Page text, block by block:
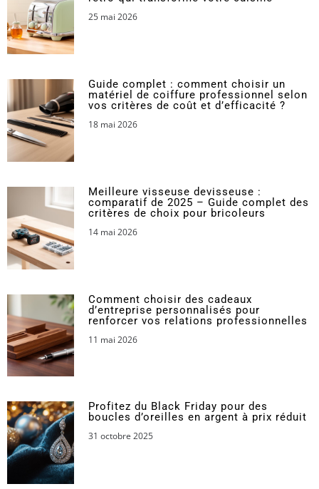
25 mai 2026
Guide complet : comment choisir un
matériel de coiffure professionnel selon
vos critères de coût et d’efficacité ?
18 mai 2026
Meilleure visseuse devisseuse :
comparatif de 2025 – Guide complet des
critères de choix pour bricoleurs
14 mai 2026
Comment choisir des cadeaux
d’entreprise personnalisés pour
renforcer vos relations professionnelles
11 mai 2026
Profitez du Black Friday pour des
boucles d’oreilles en argent à prix réduit
31 octobre 2025